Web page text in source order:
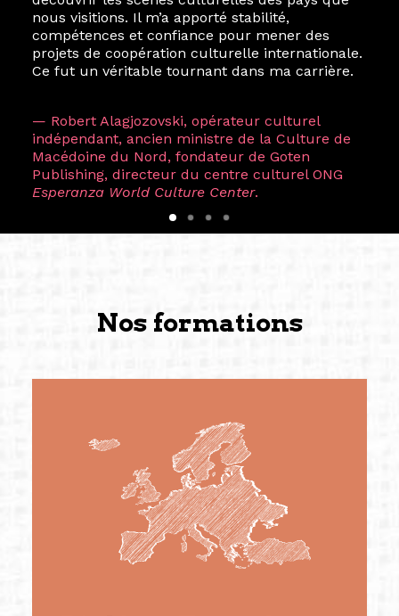
nous visitions. Il m’a apporté stabilité,
compétences et confiance pour mener des
projets de coopération culturelle internationale.
Ce fut un véritable tournant dans ma carrière.
— Robert Alagjozovski, opérateur culturel
indépendant, ancien ministre de la Culture de
Macédoine du Nord, fondateur de Goten
Publishing, directeur du centre culturel ONG
Esperanza World Culture Center.
Nos formations